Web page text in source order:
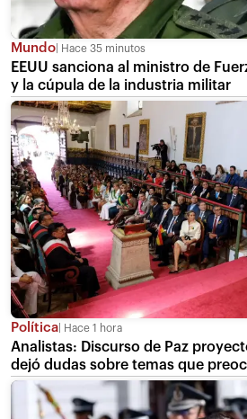
Mundo Hace 35 minutos
EEUU sanciona al ministro de
y la cúpula de la industria militar
Política Hace 1 hora
Analistas: Discurso de Paz
dejó dudas sobre temas que